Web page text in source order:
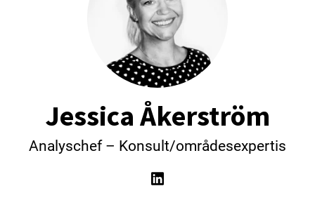
Jessica Åkerström
Analyschef – Konsult/områdesexpertis